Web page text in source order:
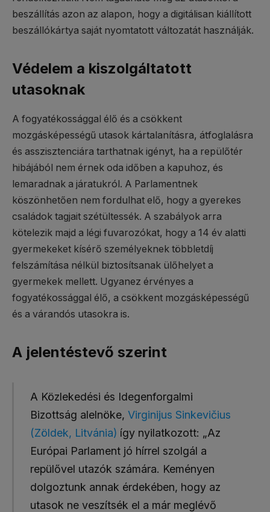
beszállítás azon az alapon, hogy a digitálisan kiállított
beszállókártya saját nyomtatott változatát használják.
Védelem a kiszolgáltatott
utasoknak
A fogyatékossággal élő és a csökkent
mozgásképességű utasok kártalanításra, átfoglalásra
és asszisztenciára tarthatnak igényt, ha a repülőtér
hibájából nem érnek oda időben a kapuhoz, és
lemaradnak a járatukról. A Parlamentnek
köszönhetően nem fordulhat elő, hogy a gyerekes
családok tagjait szétültessék. A szabályok arra
kötelezik majd a légi fuvarozókat, hogy a 14 év alatti
gyermekeket kísérő személyeknek többletdíj
felszámítása nélkül biztosítsanak ülőhelyet a
gyermekek mellett. Ugyanez érvényes a
fogyatékossággal élő, a csökkent mozgásképességű
és a várandós utasokra is.
A jelentéstevő szerint
A Közlekedési és Idegenforgalmi
Bizottság alelnöke, Virginijus Sinkevičius
(Zöldek, Litvánia) így nyilatkozott: „Az
Európai Parlament jó hírrel szolgál a
repülővel utazók számára. Keményen
dolgoztunk annak érdekében, hogy az
utasok ne veszítsék el a már meglévő